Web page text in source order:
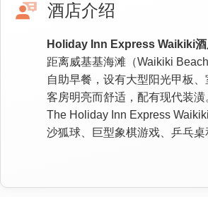
酒店介绍
Holiday Inn Express Waikiki
距离威基基海滩（Waikiki
自助早餐，设有大型阳光甲板
客房明亮而舒适，配有现代装
The Holiday Inn Express
沙狐球、巨型象棋游戏、乒乓